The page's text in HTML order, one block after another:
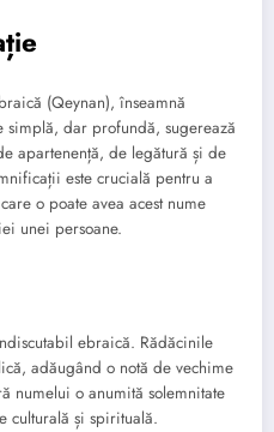
(Qeynan), înseamnă
simplă, dar profundă, sugerează
apartenență, de legătură și de
este crucială pentru a
o poate avea acest nume
unei persoane.
ebraică. Rădăcinile
adăugând o notă de vechime
numelui o anumită solemnitate
culturală și spirituală.